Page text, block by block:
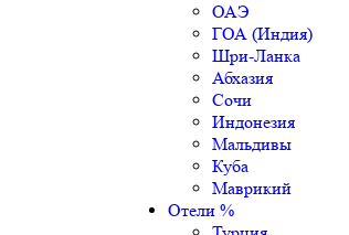
ОАЭ
ГОА (Индия)
Шри-Ланка
Абхазия
Сочи
Индонезия
Мальдивы
Куба
Маврикий
Отели %